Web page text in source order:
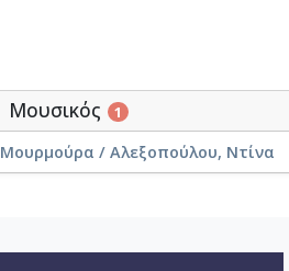
Μουσικός 1
Μουρμούρα / Αλεξοπούλου, Ντίνα